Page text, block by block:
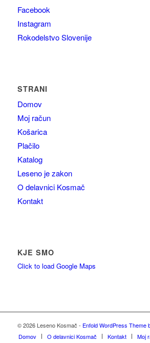
Facebook
Instagram
Rokodelstvo Slovenije
STRANI
Domov
Moj račun
Košarica
Plačilo
Katalog
Leseno je zakon
O delavnici Kosmač
Kontakt
KJE SMO
Click to load Google Maps
© 2026 Leseno Kosmač - Enfold WordPress Theme
Domov
O delavnici Kosmač Kontakt Moj